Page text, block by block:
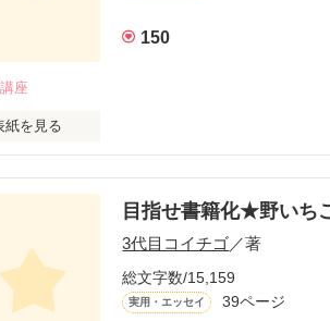
150
座
紙を見る
書籍化ってどうやったら声がかかるの？」
んなみなさんの声や疑問にお応えして、
小説お悩み相談室』を開設しました(*^^*)
目指せ書籍化★野いち
3代目コイチゴ／著
総文字数/15,159
実用・エッセイ 39ページ